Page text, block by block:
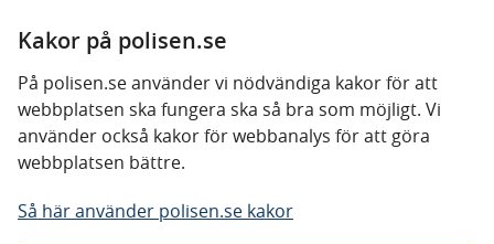
Kakor på polisen.se
På polisen.se använder vi nödvändiga kakor för att
webbplatsen ska fungera ska så bra som möjligt. Vi
använder också kakor för webbanalys för att göra
webbplatsen bättre.
Så här använder polisen.se kakor